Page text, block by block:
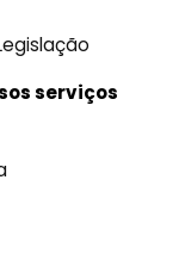
serviços